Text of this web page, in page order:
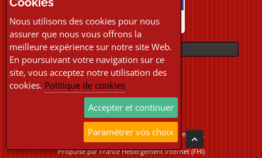
PAIEMENTS
Copyright © 2026 Location Webradio Streaming
Tous droits réservés
Propulsé parFrance Hebergement Internet (FHI)
Nous utilisons des cookies pour nous
assurer que nous vous offrons la
meilleure expérience sur notre site Web.
En poursuivant votre navigation sur ce
site, vous acceptez notre utilisation des
cookies. Politique de cookies
Accepter et continuer
Paramétrer vos choix